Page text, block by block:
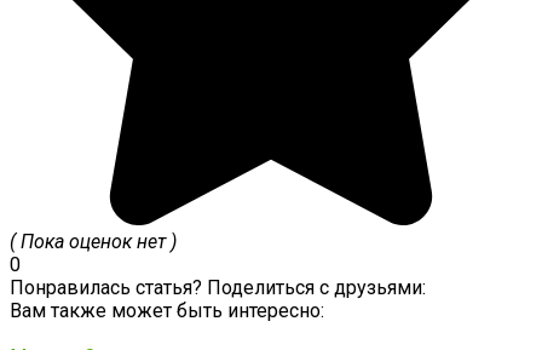
( Пока оценок нет )
0
Понравилась статья? Поделиться с друзьями:
Вам также может быть интересно: